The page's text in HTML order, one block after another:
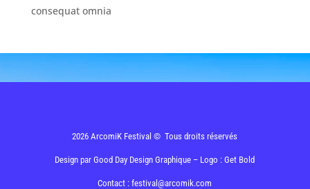
consequat omnia
2026 ArcomiK Festival © Tous droits réservés
Design parGood Day Design Graphique – Logo : Get Bold
Contact : festival@arcomik.com